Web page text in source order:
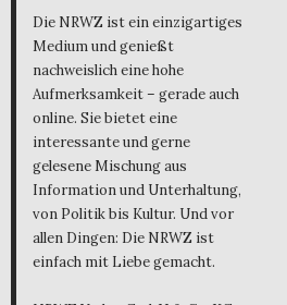
Die NRWZ ist ein einzigartiges
Medium und genießt
nachweislich eine hohe
Aufmerksamkeit – gerade auch
online. Sie bietet eine
interessante und gerne
gelesene Mischung aus
Information und Unterhaltung,
von Politik bis Kultur. Und vor
allen Dingen: Die NRWZ ist
einfach mit Liebe gemacht.